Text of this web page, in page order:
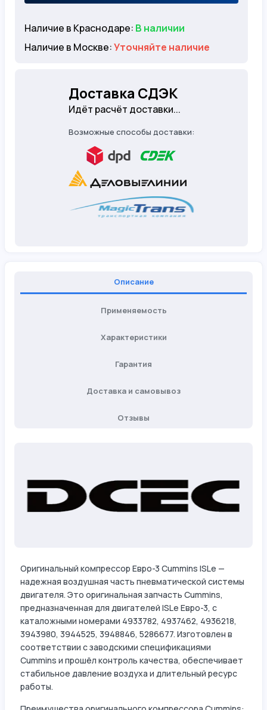
Наличие в Краснодаре: В наличии
Наличие в Москве:Уточняйте наличие
Доставка СДЭК
Идёт расчёт доставки...
Возможные способы доставки:
Описание
Применяемость
Характеристики
Гарантия
Доставка и самовывоз
Отзывы
Оригинальный компрессор Евро-3 Cummins ISLe —
надежная воздушная часть пневматической системы
двигателя. Это оригинальная запчасть Cummins,
предназначенная для двигателей ISLe Евро-3, с
каталожными номерами 4933782, 4937462, 4936218,
3943980, 3944525, 3948846, 5286677. Изготовлен в
соответствии с заводскими спецификациями
Cummins и прошёл контроль качества, обеспечивает
стабильное давление воздуха и длительный ресурс
работы.